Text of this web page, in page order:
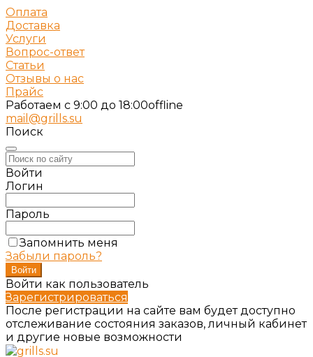
Оплата
Доставка
Услуги
Вопрос-ответ
Статьи
Отзывы о нас
Прайс
Работаем c 9:00 до 18:00offline
mail@grills.su
Поиск
Войти
Логин
Пароль
Запомнить меня
Забыли пароль?
Войти как пользователь
Зарегистрироваться
После регистрации на сайте вам будет доступно
отслеживание состояния заказов, личный кабинет
и другие новые возможности